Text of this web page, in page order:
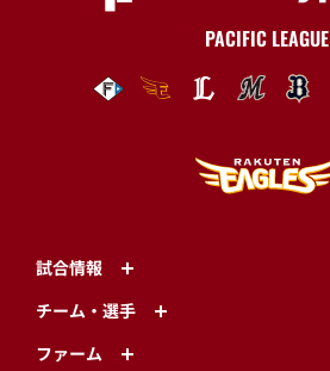
PACIFIC LEAGUE
試合情報
チーム・選手
ファーム